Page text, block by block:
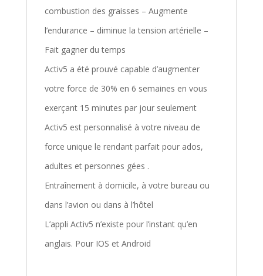
combustion des graisses – Augmente
l’endurance – diminue la tension artérielle –
Fait gagner du temps
Activ5 a été prouvé capable d’augmenter
votre force de 30% en 6 semaines en vous
exerçant 15 minutes par jour seulement
Activ5 est personnalisé à votre niveau de
force unique le rendant parfait pour ados,
adultes et personnes gées .
Entraînement à domicile, à votre bureau ou
dans l’avion ou dans à l’hôtel
L’appli Activ5 n’existe pour l’instant qu’en
anglais. Pour IOS et Android